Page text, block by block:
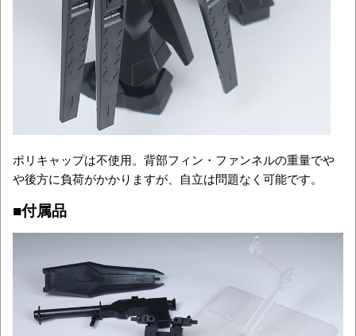
ポリキャップは不使用。背部フィン・ファンネルの重量でや
や後方に負荷がかかりますが、自立は問題なく可能です。
■付属品